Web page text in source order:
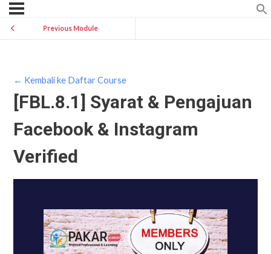
Previous Module
← Kembali ke Daftar Course
[FBL.8.1] Syarat & Pengajuan
Facebook & Instagram
Verified